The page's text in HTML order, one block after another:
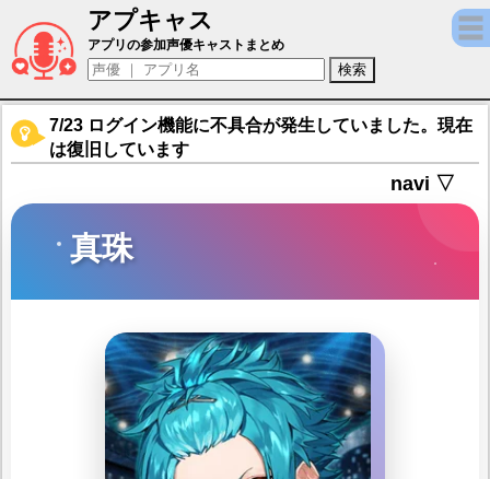
アプキャス
真珠（声優：逢坂良太)【ブラックスター -
アプリの参加声優キャストまとめ
7/23 ログイン機能に不具合が発生していました。現在
は復旧しています
navi ▽
真珠